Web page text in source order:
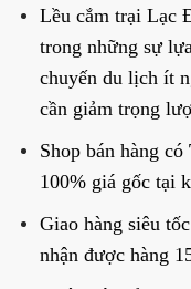
Lều cắm trại Lạc
trong những sự
chuyến du lịch ít
cần giảm trọng
Shop bán hàng có
100% giá gốc tại
Giao hàng siêu
nhận được hàng